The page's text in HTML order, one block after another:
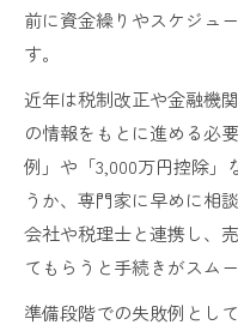
前に資金繰りやスケジュ
す。
近年は税制改正や金融機
の情報をもとに進める必
例」や「3,000万円控除」
うか、専門家に早めに相
会社や税理士と連携し、
てもらうと手続きがスム
準備段階での失敗例とし